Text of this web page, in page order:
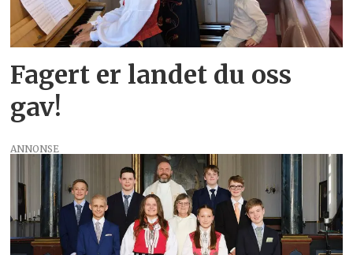
Fagert er landet du oss
gav!
ANNONSE